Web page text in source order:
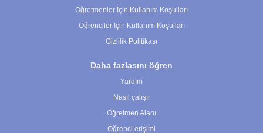
Öğretmenler İçin Kullanım Koşulları
Öğrenciler İçin Kullanım Koşulları
Gizlilik Politikası
Daha fazlasını öğren
Yardım
Nasıl çalışır
Öğretmen Alanı
Öğrenci erişimi